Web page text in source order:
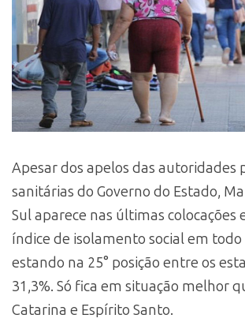
Apesar dos apelos das autoridades
sanitárias do Governo do Estado,
Sul aparece nas últimas colocações
índice de isolamento social em todo
estando na 25° posição entre os
31,3%. Só fica em situação melhor
Catarina e Espírito Santo.